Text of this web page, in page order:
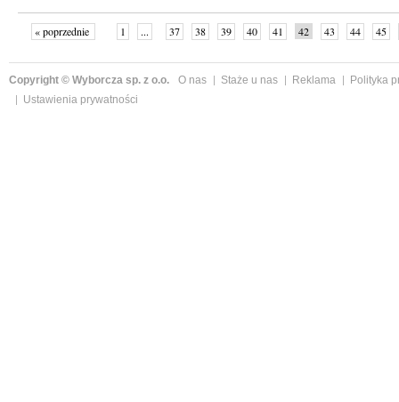
« poprzednie 1 ... 37 38 39 40 41 42 43 44
45
Copyright © Wyborcza sp. z o.o. O nas Staże u nas Reklama
Polityka
Ustawienia prywatności